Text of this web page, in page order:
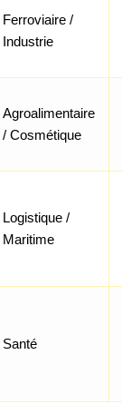
Ferroviaire /
Industrie
Agroalimentaire
/ Cosmétique
Logistique /
Maritime
Santé